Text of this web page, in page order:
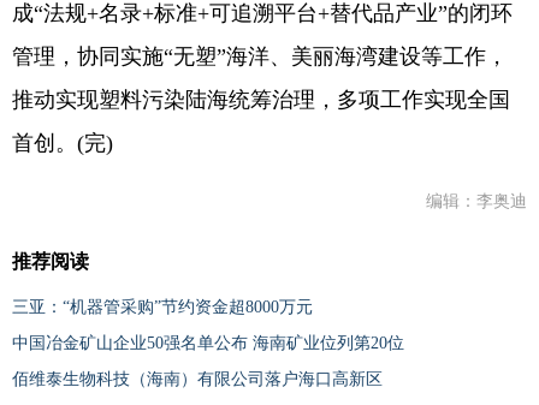
成“法规+名录+标准+可追溯平台+替代品产业”的闭环
管理，协同实施“无塑”海洋、美丽海湾建设等工作，
推动实现塑料污染陆海统筹治理，多项工作实现全国
首创。(完)
编辑：李奥迪
推荐阅读
三亚：“机器管采购”节约资金超8000万元
中国冶金矿山企业50强名单公布 海南矿业位列第20位
佰维泰生物科技（海南）有限公司落户海口高新区